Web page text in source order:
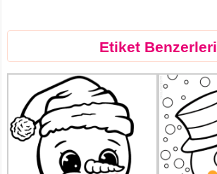
Etiket Benzerleri